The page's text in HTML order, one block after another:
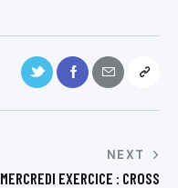
NEXT
MERCREDI EXERCICE : CROSS